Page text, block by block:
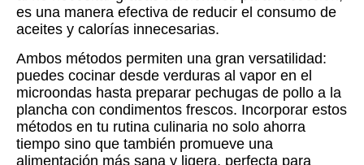
es una manera efectiva de reducir el consumo de
aceites y calorías innecesarias.
Ambos métodos permiten una gran versatilidad:
puedes cocinar desde verduras al vapor en el
microondas hasta preparar pechugas de pollo a la
plancha con condimentos frescos. Incorporar estos
métodos en tu rutina culinaria no solo ahorra
tiempo sino que también promueve una
alimentación más sana y ligera, perfecta para